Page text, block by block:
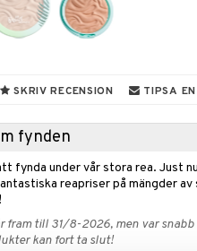
SKRIV RECENSION TIPSA
fynden
fynda under vår stora rea. Just
reapriser på mängder av
fram till 31/8-2026, men var
kan fort ta slut!